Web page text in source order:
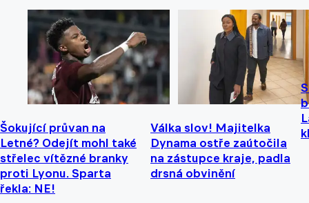
Šokující průvan na
Letné? Odejít mohl také
střelec vítězné branky
proti Lyonu. Sparta
řekla: NE!
Válka slov! Majitelka
Dynama ostře zaútočila
na zástupce kraje, padla
drsná obvinění